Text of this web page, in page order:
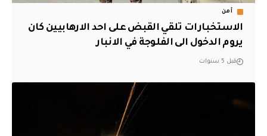
أمن
الاستخبارات تلقي القبض على احد الارهابيين كان
يروم الدخول الى الفلوجة في الانبار
قبل 5 سنوات